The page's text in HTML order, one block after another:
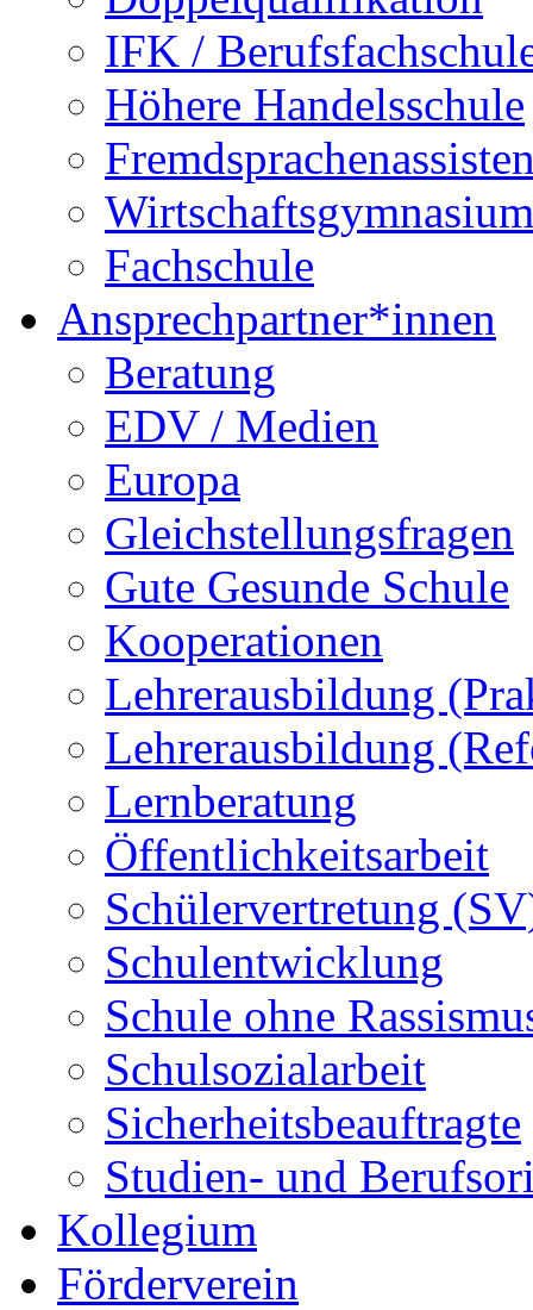
IFK /
Höhere Handelsschule
Wirtschaftsgymnasium
Fachschule
Ansprechpartner*innen
Beratung
EDV / Medien
Europa
Gleichstellungsfragen
Gute Gesunde Schule
Kooperationen
Lehrerausbildung
Lehrerausbildung
Lernberatung
Öffentlichkeitsarbeit
Schülervertretung
Schulentwicklung
Schule ohne
Schulsozialarbeit
Sicherheitsbeauftragte
Studien- und
Kollegium
Förderverein